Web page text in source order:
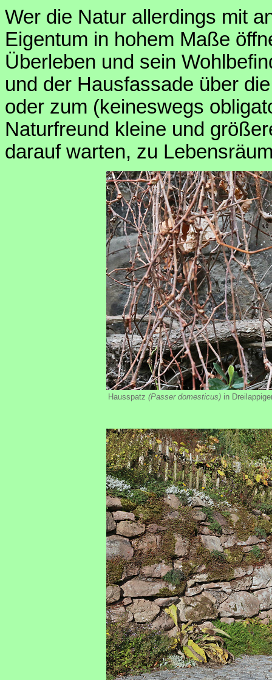
Wer die Natur allerdings mit
Eigentum in hohem Maße
Überleben und sein
und der Hausfassade über
oder zum (keineswegs
Naturfreund kleine und
darauf warten, zu
Hausspatz (Passer domesticus) in